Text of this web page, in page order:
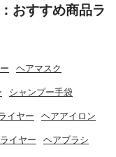
おすすめ商品ラ
ヘアマスク
シャンプー手袋
イヤー ヘアアイロン
イヤー ヘアブラシ